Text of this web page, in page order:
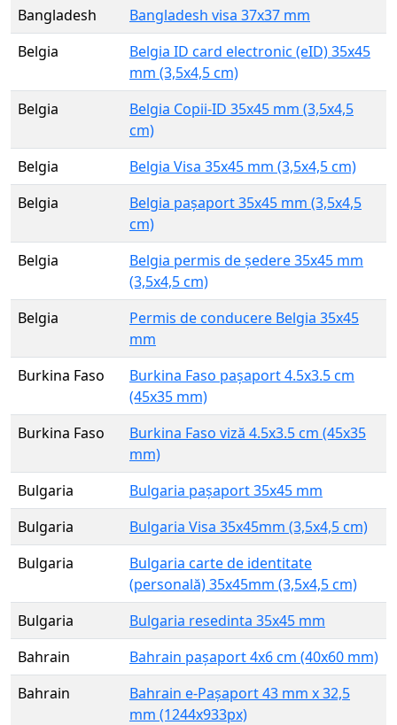
Bangladesh
Bangladesh visa 37x37 mm
Belgia
Belgia ID card electronic (eID) 35x45
mm (3,5x4,5 cm)
Belgia
Belgia Copii-ID 35x45 mm (3,5x4,5
cm)
Belgia
Belgia Visa 35x45 mm (3,5x4,5 cm)
Belgia
Belgia pașaport 35x45 mm (3,5x4,5
cm)
Belgia
Belgia permis de ședere 35x45 mm
(3,5x4,5 cm)
Belgia
Permis de conducere Belgia 35x45
mm
Burkina Faso
Burkina Faso pașaport 4.5x3.5 cm
(45x35 mm)
Burkina Faso
Burkina Faso viză 4.5x3.5 cm (45x35
mm)
Bulgaria
Bulgaria pașaport 35x45 mm
Bulgaria
Bulgaria Visa 35x45mm (3,5x4,5 cm)
Bulgaria
Bulgaria carte de identitate
(personală) 35x45mm (3,5x4,5 cm)
Bulgaria
Bulgaria resedinta 35x45 mm
Bahrain
Bahrain pașaport 4x6 cm (40x60 mm)
Bahrain
Bahrain e-Pașaport 43 mm x 32,5
mm (1244x933px)